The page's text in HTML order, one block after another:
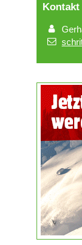
Kontakt